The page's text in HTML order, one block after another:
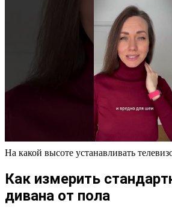
На какой высоте устанавливать
Как измерить
дивана от пола